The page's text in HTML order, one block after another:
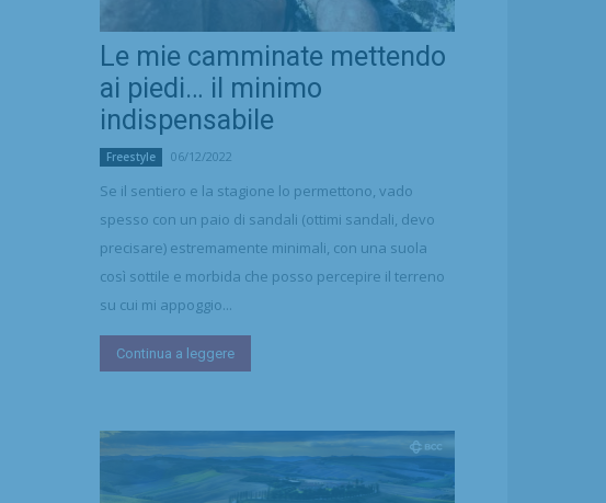
Le mie camminate mettendo
ai piedi… il minimo
indispensabile
Freestyle 06/12/2022
Se il sentiero e la stagione lo permettono, vado
spesso con un paio di sandali (ottimi sandali, devo
precisare) estremamente minimali, con una suola
così sottile e morbida che posso percepire il terreno
su cui mi appoggio...
Continua a leggere